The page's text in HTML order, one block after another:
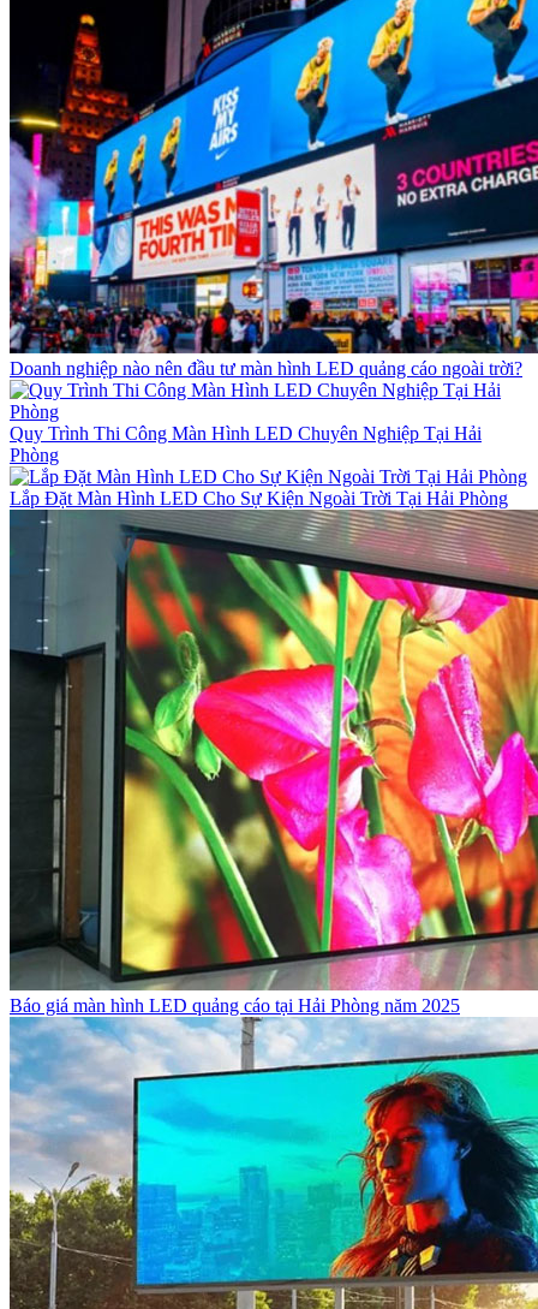
Doanh nghiệp nào nên đầu tư màn hình LED quảng cáo ngoài trời?
Quy Trình Thi Công Màn Hình LED Chuyên Nghiệp Tại Hải
Phòng
Lắp Đặt Màn Hình LED Cho Sự Kiện Ngoài Trời Tại Hải Phòng
Báo giá màn hình LED quảng cáo tại Hải Phòng năm 2025